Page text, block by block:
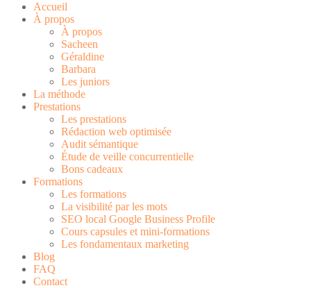
Accueil
À propos
À propos
Sacheen
Géraldine
Barbara
Les juniors
La méthode
Prestations
Les prestations
Rédaction web optimisée
Audit sémantique
Étude de veille concurrentielle
Bons cadeaux
Formations
Les formations
La visibilité par les mots
SEO local Google Business Profile
Cours capsules et mini-formations
Les fondamentaux marketing
Blog
FAQ
Contact